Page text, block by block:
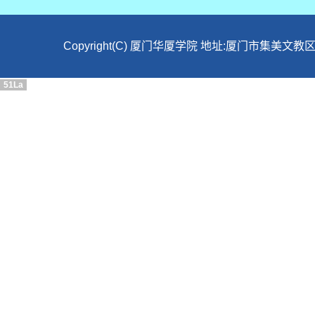
Copyright(C) 厦门华厦学院 地址:厦门市集美文教
51La